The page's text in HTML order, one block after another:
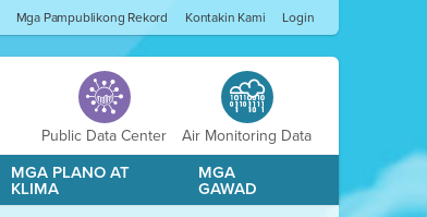
Mga Pampublikong Rekord Kontakin Kami Login
Public Data Center Air Monitoring Data
MGA PLANO AT
KLIMA
MGA
GAWAD